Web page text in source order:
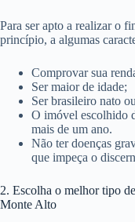
Para ser apto a realizar o
princípio, a algumas
Comprovar sua
Ser maior de idade;
Ser brasileiro nato
O imóvel escolhido
mais de um ano.
Não ter doenças
que impeça o
2. Escolha o melhor tipo
Monte Alto